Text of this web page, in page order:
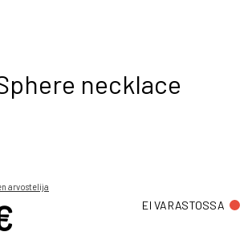
necklace
arvostelija
EI VARASTOSSA